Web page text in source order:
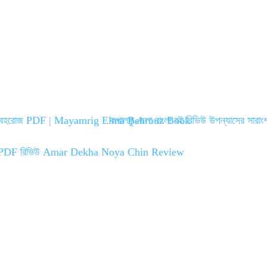
বেহরোজ PDF | Mayamrig Elma Behrouz Book
কপালকুণ্ডলা বাংলা বই রিভিউ উপন্যাসের